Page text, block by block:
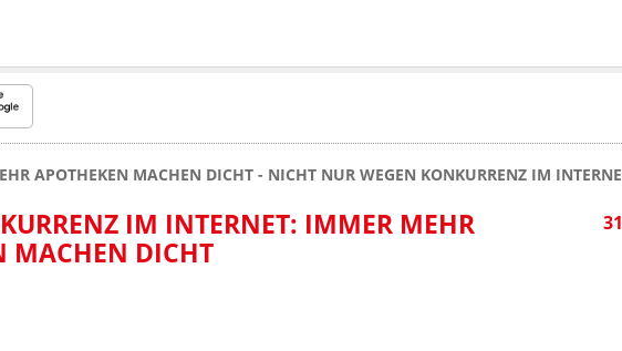
APOTHEKEN MACHEN DICHT - NICHT NUR WEGEN KONKURRENZ IM
IM INTERNET: IMMER MEHR
MACHEN DICHT